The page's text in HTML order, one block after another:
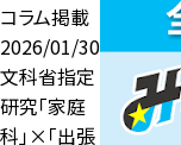
コラム掲載
2026/01/30
文科省指定
研究「家庭
科」×「出張